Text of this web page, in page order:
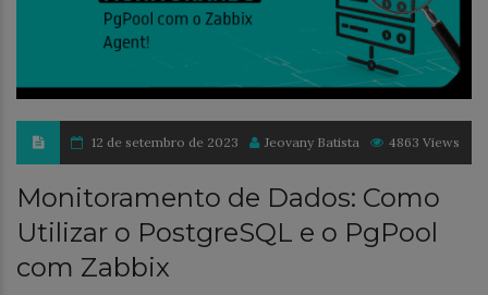
12 de setembro de 2023 Jeovany Batista 4863 Views
Monitoramento de Dados: Como
Utilizar o PostgreSQL e o PgPool
com Zabbix